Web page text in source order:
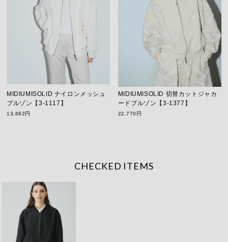
MIDIUMISOLID ナイロンメッシュ
ブルゾン【3-1117】
13,662円
MIDIUMISOLID 切替カットジャカ
ードブルゾン【3-1377】
22,770円
CHECKED ITEMS